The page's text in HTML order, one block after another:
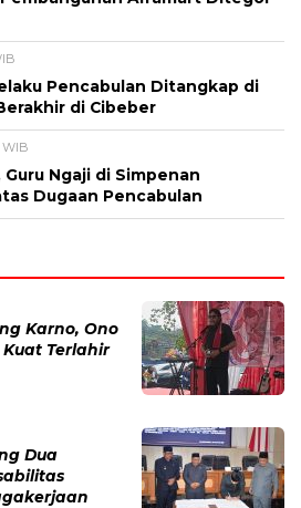
Pencabulan Ditangkap di
di Cibeber
WIB
Ngaji di Simpenan
Dugaan Pencabulan
Karno, Ono
Terlahir
Dua